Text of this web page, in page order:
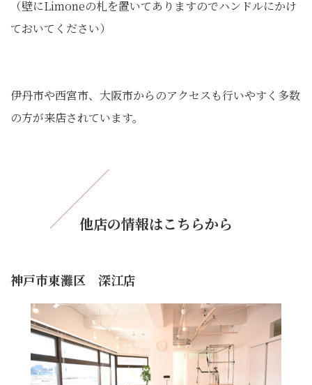
（壁にLimoneの札を置いてありますのでハンドルにかけ
ておいてください）
伊丹市や西宮市、大阪市からのアクセスも行いやすく多数
の方が来店されています。
他店の情報はこちらから
神戸市東灘区 深江店